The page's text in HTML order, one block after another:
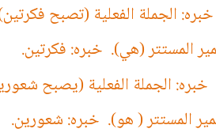
الجملة الفعلية (تصبح
المستتر (هي). خبره: فكرتين.
الجملة الفعلية (يصبح
المستتر ( هو). خبره: شعورين.